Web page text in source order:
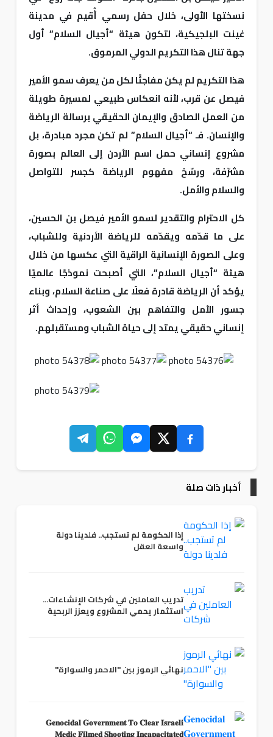
نسختها الأولى، خلال حفل رسمي أُقيم في مدينة
غينت البلجيكية، لتكون هيئة “أجيال السلام” أول
جهة تنال هذا التكريم الدولي المرموق.
هذا التكريم لم يكن مفاجئًا لكل من يعرف سمو الأمير
فيصل عن قرب، لأنه انعكاس طبيعي لمسيرة طويلة
من العمل الصادق والإيمان الحقيقي برسالة الرياضة
والإنسان. فـ “أجيال السلام” لم تكن مجرد مبادرة، بل
مشروع إنساني حمل اسم الأردن إلى العالم بصورة
مشرّفة، ورسّخ مفهوم الرياضة كجسر للتواصل
والسلام والأمل.
كل الاحترام والتقدير لسمو الأمير فيصل بن الحسين،
على ما قدّمه ويقدّمه للرياضة الأردنية وللشباب،
وعلى الصورة الإنسانية الراقية التي عكسها من خلال
هيئة “أجيال السلام”، التي أصبحت نموذجًا عالميًا
يؤكد أن الرياضة قادرة فعلًا على صناعة السلام، وبناء
جسور الأمل والتفاهم بين الشعوب، وإحداث أثر
إنساني حقيقي يمتد إلى حياة الشباب ومستقبلهم.
أخبار ذات صلة
إذا الحكومة لم تستجب.. فلدينا دولة
واسعة العقل
تدريب العاملين في شركات الإنشاءات...
استثمار يحمي المشروع ويعزز الربحية
نهائي الرموز بين "الاحمر والسوارة"
𝐆𝐞𝐧𝐨𝐜𝐢𝐝𝐚𝐥 𝐆𝐨𝐯𝐞𝐫𝐧𝐦𝐞𝐧𝐭 𝐓𝐨 𝐂𝐥𝐞𝐚𝐫 𝐈𝐬𝐫𝐚𝐞𝐥𝐢
𝐌𝐞𝐝𝐢𝐜 𝐅𝐢𝐥𝐦𝐞𝐝 𝐒𝐡𝐨𝐨𝐭𝐢𝐧𝐠 𝐈𝐧𝐜𝐚𝐩𝐚𝐜𝐢𝐭𝐚𝐭𝐞𝐝